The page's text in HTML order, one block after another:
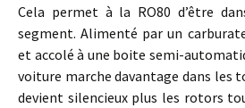
Cela permet à la RO80 d’être
segment. Alimenté par un
et accolé à une boite semi-
voiture marche davantage dans les
devient silencieux plus les rotors